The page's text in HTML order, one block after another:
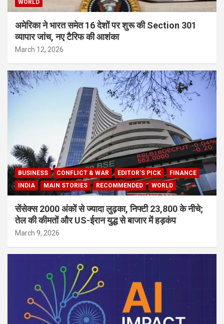
WORLD
अमेरिका ने भारत समेत 16 देशों पर शुरू की Section 301
व्यापार जांच, नए टैरिफ की आशंका
March 12, 2026
BUSINESS CONFLICT & WAR EDITOR'S PICK
FINANCE
INDIA
MAIN STORIES RECOMMENDED WORLD
सेंसेक्स 2000 अंकों से ज्यादा लुढ़का, निफ्टी 23,800 के नीचे;
तेल की कीमतों और US-ईरान युद्ध से बाजार में हड़कंप
March 9, 2026